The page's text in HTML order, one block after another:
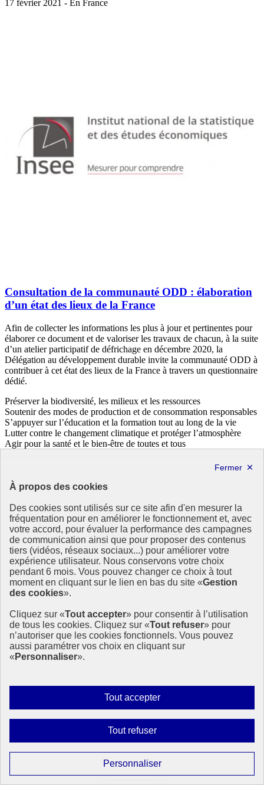
À propos des cookies
Des cookies sont utilisés sur ce site afin d'en mesurer la
fréquentation pour en améliorer le fonctionnement et, avec
votre accord, pour évaluer la performance des campagnes
de communication ainsi que pour proposer des contenus
tiers (vidéos, réseaux sociaux...) pour améliorer votre
expérience utilisateur. Nous conservons votre choix
pendant 6 mois. Vous pouvez changer ce choix à tout
moment en cliquant sur le lien en bas du site «Gestion
des cookies».
Cliquez sur «Tout accepter» pour consentir à l’utilisation
de tous les cookies. Cliquez sur «Tout refuser» pour
n’autoriser que les cookies fonctionnels. Vous pouvez
aussi paramétrer vos choix en cliquant sur
« Personnaliser».
Tout accepterAutoriser
tous
Tout refuserInterdire
tous
PersonnaliserParamétrer
les
17 février 2021 - En France
Consultation de la communauté ODD : élaboration
d’un état des lieux de la France
Afin de collecter les informations les plus à jour et pertinentes pour
élaborer ce document et de valoriser les travaux de chacun, à la suite
d’un atelier participatif de défrichage en décembre 2020, la
Délégation au développement durable invite la communauté ODD à
contribuer à cet état des lieux de la France à travers un questionnaire
dédié.
Préserver la biodiversité, les milieux et les ressources
Soutenir des modes de production et de consommation responsables
S’appuyer sur l’éducation et la formation tout au long de la vie
Lutter contre le changement climatique et protéger l’atmosphère
Agir pour la santé et le bien-être de toutes et tous
28 janvier 2021 - En France
Restez informés